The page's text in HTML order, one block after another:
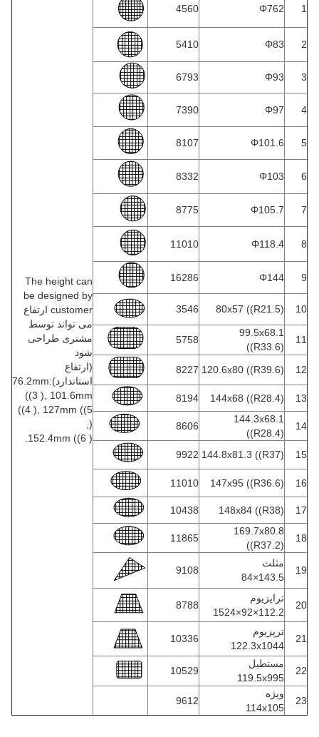
Φ762
4560
The height can
be designed by
customer ارتفاع
می تواند توسط
مشتری طراحی
شود
(ارتفاع
استاندارد):76.2mm
((3 ), 101.6mm
((4 ), 127mm ((5
152.4mm ((6 ).
Φ83
5410
Φ93
6793
4
Φ97
7390
5
Φ101.6
8107
Φ103
8332
Φ105.7
8775
Φ118.4
11010
Φ144
16286
10
80x57 ((R21.5)
3546
11
99.5x68.1
((R33.6)
5758
12
120.6x80 ((R39.6)
8227
13
144x68 ((R28.4)
8194
14
144.3x68.1
((R28.4)
8606
15
144.8x81.3 ((R37)
9922
16
147x95 ((R36.6)
11010
17
148x84 ((R38)
10438
18
169.7x80.8
((R37.2)
11865
19
مثلث
143.5×84
9108
20
تراپزیوم
112.2×92×1524
8788
21
ترپزیوم
122.3x1044
10336
22
مستطیل
119.5x995
10529
23
ویژه
114x105
9612